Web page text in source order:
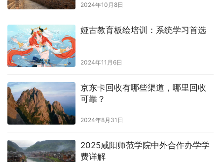
2024年10月8日
娅古教育板绘培训：系统学习首选
2024年11月6日
京东卡回收有哪些渠道，哪里回收
可靠？
2024年8月31日
2025咸阳师范学院中外合作办学学
费详解